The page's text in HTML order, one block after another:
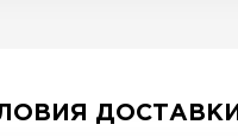
ДОСТАВКИ